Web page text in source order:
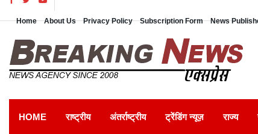
Home About Us Privacy Policy Subscription Form News
HOME राष्ट्रीय अंतर्राष्ट्रीय ट्रेंडिंग न्यूज़ राज्य